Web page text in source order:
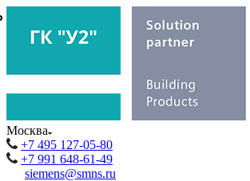
Москва
+7 495 127-05-80
+7 991 648-61-49
siemens@smns.ru